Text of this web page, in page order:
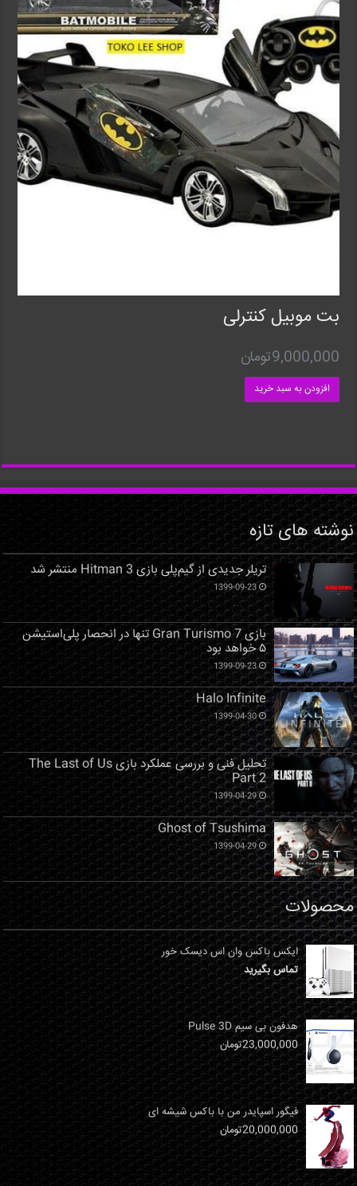
بت موبیل کنترلی
9,000,000تومان
افزودن به سبد خرید
نوشته های تازه
تریلر جدیدی از گیم‌پلی بازی Hitman 3 منتشر شد
1399-09-23
بازی Gran Turismo 7 تنها در انحصار پلی‌استیشن
۵ خواهد بود
1399-09-23
Halo Infinite
1399-04-30
تحلیل فنی و بررسی عملکرد بازی The Last of Us
Part 2
1399-04-29
Ghost of Tsushima
1399-04-29
محصولات
ایکس باکس وان اس دیسک خور
تماس بگیرید
هدفون بی سیم Pulse 3D
23,000,000تومان
فیگور اسپایدر من با باکس شیشه ای
20,000,000تومان